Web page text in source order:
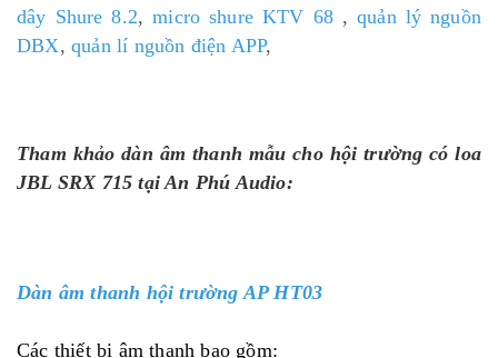
dây Shure 8.2,micro shure KTV 68, quản lý nguồn
DBX,quản lí nguồn điện APP,
Tham khảo dàn âm thanh mẫu cho hội trường có loa
JBL SRX 715 tại An Phú Audio:
Dàn âm thanh hội trường AP HT03
Các thiết bị âm thanh bao gồm: